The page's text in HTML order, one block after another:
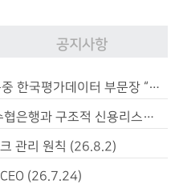
공지사항
[팍스경제TV] [비즈초대석] 황운중 한국평가데이터 부문장 “기업의 ‘오늘’ 평가해 성장 가능성과 위험 함께 포착” (26.8.6)
[아시아경제] 한국평가데이터, 수협은행과 구조적 신용리스크 분석서비스 공동구축 (26.8.4)
관리 원칙 (26.8.2)
(26.7.24)